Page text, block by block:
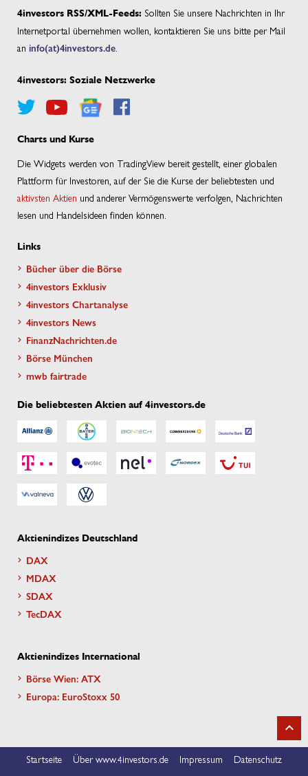
4investors RSS/XML-Feeds: Sollten Sie unsere Nachrichten in Ihr
Internetportal übernehmen wollen, kontaktieren Sie uns bitte per Mail
an info(at)4investors.de
4investors: Soziale Netzwerke
Charts und Kurse
Die Widgets werden von TradingView bereit gestellt, einer globalen
Plattform für Investoren, auf der Sie die Kurse der beliebtesten und
aktivsten Aktien und anderer Vermögenswerte verfolgen, Nachrichten
lesen und Handelsideen finden können.
Links
Bücher über die Börse
4investors Exklusiv
4investors Chartanalyse
4investors News
FinanzNachrichten.de
Börse München
mwb fairtrade
Die beliebtesten Aktien auf 4investors.de
Aktienindizes Deutschland
DAX
MDAX
SDAX
TecDAX
Aktienindizes International
Börse Wien: ATX
Europa: EuroStoxx 50
Startseite Über www.4investors.de Impressum
Datenschutz